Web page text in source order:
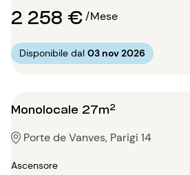
2 258 €/Mese
Disponibile dal 03 nov 2026
Monolocale 27m²
Porte de Vanves, Parigi 14
Ascensore